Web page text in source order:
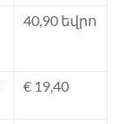
40,90 եվրո
€ 19,40